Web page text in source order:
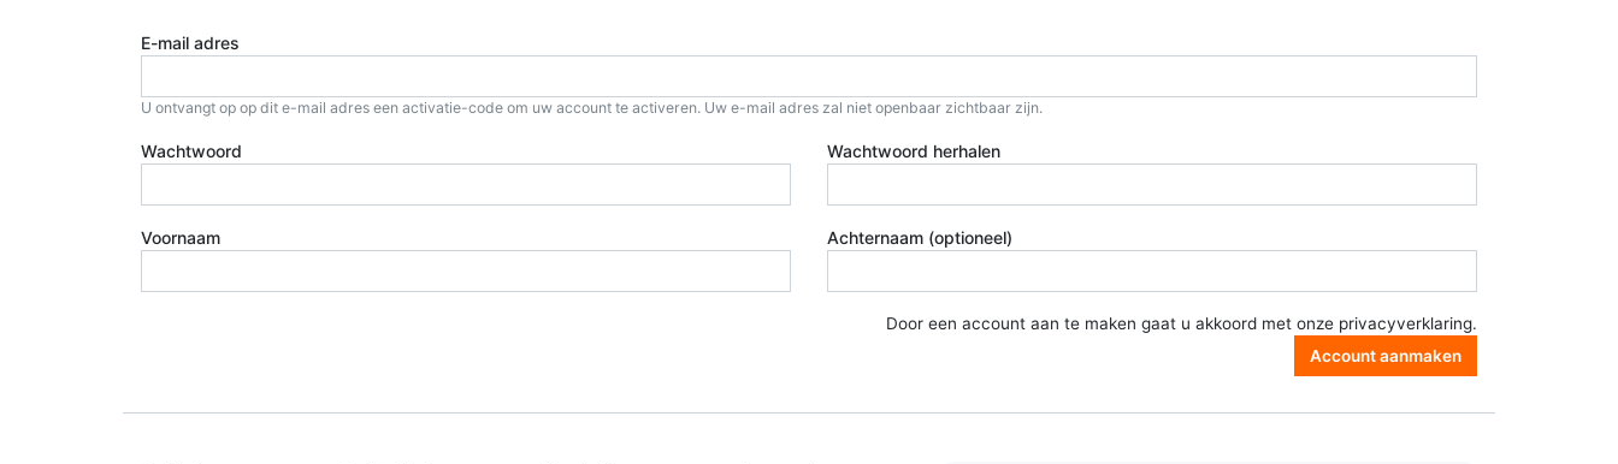
E-mail adres
U ontvangt op op dit e-mail adres een activatie-code om uw account te activeren. Uw e-mail adres zal niet openbaar zichtbaar zijn.
Wachtwoord Wachtwoord herhalen
Voornaam Achternaam (optioneel)
Door een account aan te maken gaat u akkoord met onze privacyverklaring.
Account aanmaken